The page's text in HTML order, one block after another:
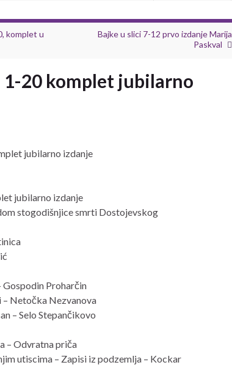
komplet u
Bajke u slici 7-12 prvo izdanje Marija
Paskval
20 komplet jubilarno
jubilarno izdanje
stogodišnjice smrti Dostojevskog
Gospodin Proharčin
– Netočka Nezvanova
– Selo Stepančikovo
– Odvratna priča
utiscima – Zapisi iz podzemlja – Kockar